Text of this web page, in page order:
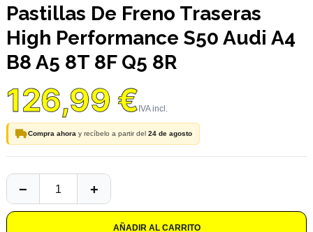
Pastillas De Freno Traseras
High Performance S50 Audi A4
B8 A5 8T 8F Q5 8R
126,99 €
Compra ahora y recíbelo a partir del 24 de agosto
AÑADIR AL CARRITO